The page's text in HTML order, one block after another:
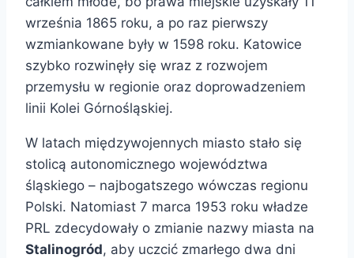
września 1865 roku, a po raz pierwszy
wzmiankowane były w 1598 roku. Katowice
szybko rozwinęły się wraz z rozwojem
przemysłu w regionie oraz doprowadzeniem
linii Kolei Górnośląskiej.
W latach międzywojennych miasto stało się
stolicą autonomicznego województwa
śląskiego – najbogatszego wówczas regionu
Polski. Natomiast 7 marca 1953 roku władze
PRL zdecydowały o zmianie nazwy miasta na
Stalinogród, aby uczcić zmarłego dwa dni